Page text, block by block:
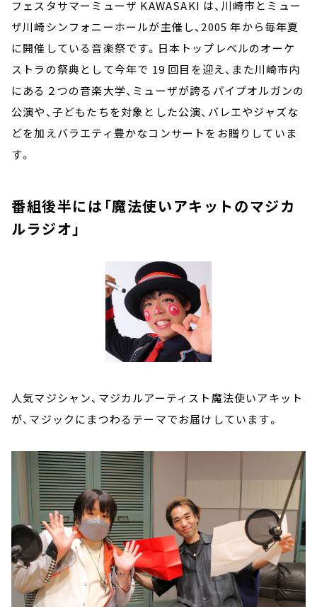
フェスタサマーミューザ KAWASAKI は、川崎市とミュー
ザ川崎シンフォニーホールが主催し、2005 年から毎年夏
に開催している音楽祭です。日本トップレベルのオーケ
ストラの祭典として今年で 19 回目を迎え、また川崎市内
にある２つの音楽大学、ミューザが誇るパイプオルガンの
公演や、子どもたちを対象とした公演、バレエやジャズな
どを加えバラエティ豊かなコンサートをお贈りしていま
す。
番組後半には「魔法使いアキットのマジカ
ルラジオ」
人気マジシャン、マジカルアーティスト魔法使いアキット
が、マジックにまつわるテーマでお届けしています。